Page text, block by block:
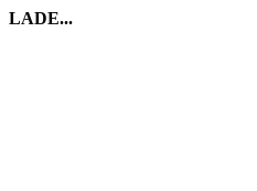
LADE...